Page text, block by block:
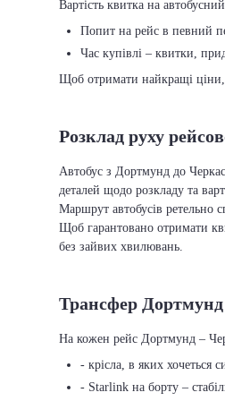
Вартість квитка на
Попит на рейс в певний
Час купівлі – квитки,
Щоб отримати найкращі ціни,
Розклад руху
Автобус з Дортмунд до
деталей щодо розкладу та
Маршрут автобусів ретельно
Щоб гарантовано отримати
без зайвих хвилювань.
Трансфер Дортмунд
На кожен рейс Дортмунд –
- крісла, в яких хочеться
- Starlink на борту –